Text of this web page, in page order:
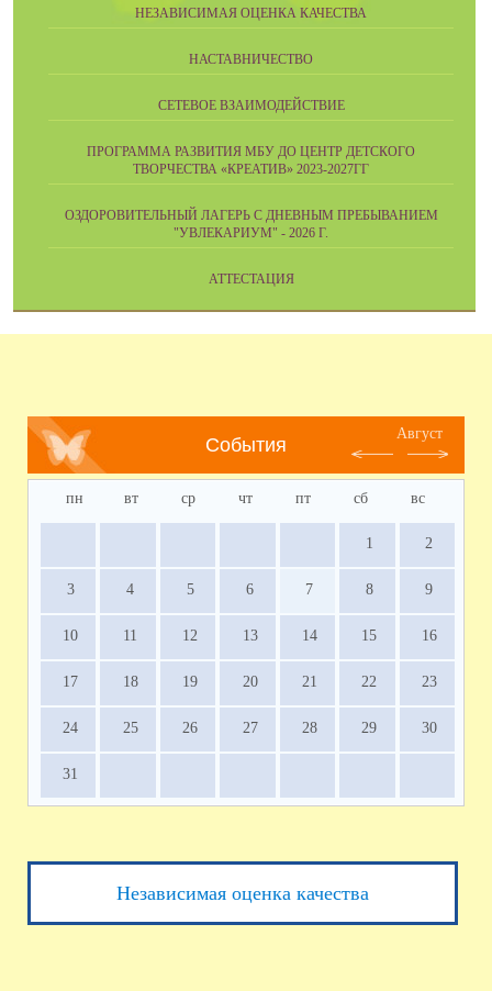
НЕЗАВИСИМАЯ ОЦЕНКА КАЧЕСТВА
НАСТАВНИЧЕСТВО
СЕТЕВОЕ ВЗАИМОДЕЙСТВИЕ
ПРОГРАММА РАЗВИТИЯ МБУ ДО ЦЕНТР ДЕТСКОГО
ТВОРЧЕСТВА «КРЕАТИВ» 2023-2027ГГ
ОЗДОРОВИТЕЛЬНЫЙ ЛАГЕРЬ С ДНЕВНЫМ ПРЕБЫВАНИЕМ
"УВЛЕКАРИУМ" - 2026 Г.
АТТЕСТАЦИЯ
События
Август
пн вт ср чт пт сб вс
1 2
3 4 5 6 7 8 9
10 11 12 13 14 15 16
17 18 19 20 21 22 23
24 25 26 27 28 29 30
31
Независимая оценка качества